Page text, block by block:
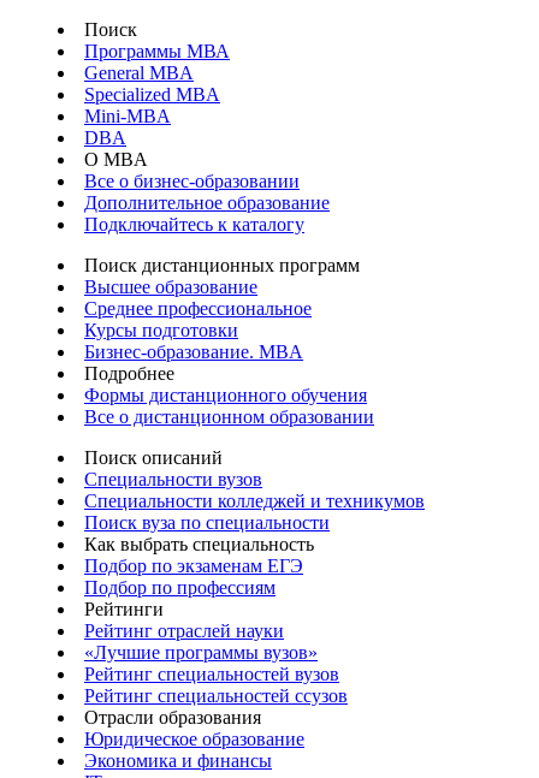
Поиск
Программы МВА
General MBA
Specialized MBA
Mini-MBA
DBA
О MBA
Все о бизнес-образовании
Дополнительное образование
Подключайтесь к каталогу
Поиск дистанционных программ
Высшее образование
Среднее профессиональное
Курсы подготовки
Бизнес-образование. MBA
Подробнее
Формы дистанционного обучения
Все о дистанционном образовании
Поиск описаний
Специальности вузов
Специальности колледжей и техникумов
Поиск вуза по специальности
Как выбрать специальность
Подбор по экзаменам ЕГЭ
Подбор по профессиям
Рейтинги
Рейтинг отраслей науки
«Лучшие программы вузов»
Рейтинг специальностей вузов
Рейтинг специальностей ссузов
Отрасли образования
Юридическое образование
Экономика и финансы